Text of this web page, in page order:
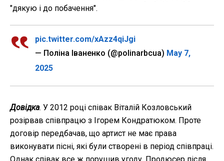
"дякую і до побачення".
pic.twitter.com/xAzz4qiJgi
— Поліна Іваненко (@polinarbcua) May 7,
2025
Довідка. У 2012 році співак Віталій Козловський
розірвав співпрацю з Ігорем Кондратюком. Проте
договір передбачав, що артист не має права
виконувати пісні, які були створені в період співпраці.